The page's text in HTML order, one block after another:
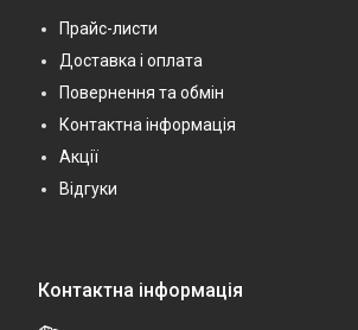
Прайс-листи
Доставка і оплата
Повернення та обмін
Контактна інформація
Акції
Відгуки